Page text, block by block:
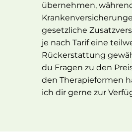
übernehmen,
gesetzliche
je nach Tarif eine
Rückerstattung
du Fragen zu den
den Therapieformen
ich dir gerne zur